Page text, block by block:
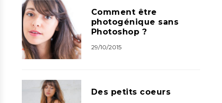
Comment être
photogénique sans
Photoshop ?
29/10/2015
Des petits coeurs